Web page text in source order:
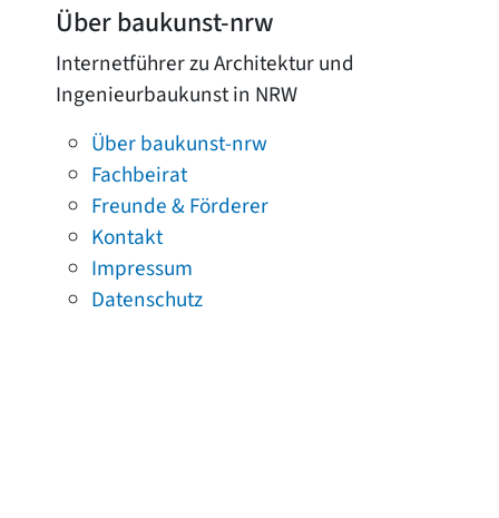
Über baukunst-nrw
Internetführer zu Architektur und
Ingenieurbaukunst in NRW
Über baukunst-nrw
Fachbeirat
Freunde & Förderer
Kontakt
Impressum
Datenschutz